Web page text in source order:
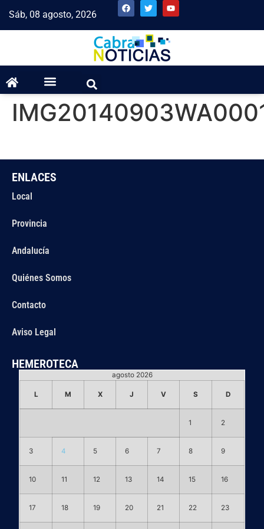
Sáb, 08 agosto, 2026
ENLACES
Local
Provincia
Andalucía
Quiénes Somos
Contacto
Aviso Legal
HEMEROTECA
agosto 2026
L M X J V S D
1 2
3 4 5 6 7 8 9
10 11 12 13 14 15 16
17 18 19 20 21 22 23